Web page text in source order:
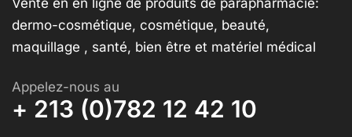
Vente en en ligne de produits de parapharmacie:
dermo-cosmétique, cosmétique, beauté,
maquillage , santé, bien être et matériel médical
Appelez-nous au
+ 213 (0)782 12 42 10